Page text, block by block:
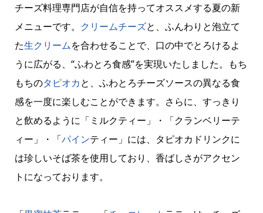
チーズ料理専門店が自信を持ってオススメする夏の新
メニューです。 クリームチーズと、ふんわりと泡立て
た生クリームを合わせることで、口の中でとろけるよ
うに広がる、“ふわとろ食感”を実現いたしました。もち
もちのタピオカと、ふわとろチーズソースの異なる食
感を一度に楽しむことができます。さらに、すっきり
と飲めるように「ミルクティー」・「クランベリーテ
ィー」・「パインティー」には、タピオカドリンクに
は珍しいそば茶を使用しており、香ばしさがアクセン
トになっております。